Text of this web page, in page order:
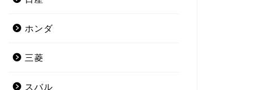
ホンダ
三菱
スバル